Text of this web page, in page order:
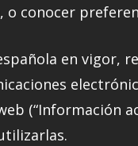
conocer
en vigor,
(“Información